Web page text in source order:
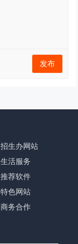
发布
招生办网站
生活服务
推荐软件
特色网站
商务合作